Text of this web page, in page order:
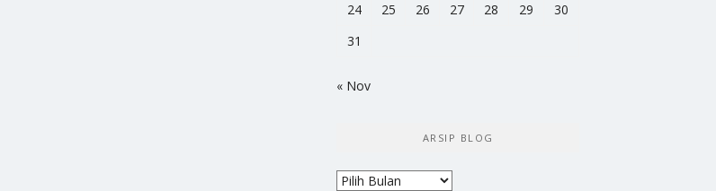
24
25 26 27 28 29
30
31
« Nov
ARSIP BLOG
Arsip